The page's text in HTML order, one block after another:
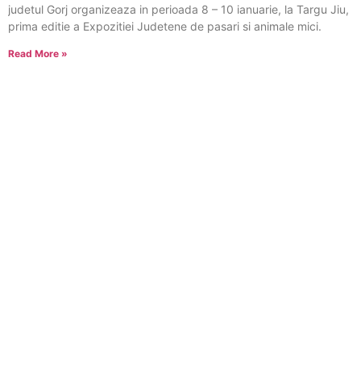
judetul Gorj organizeaza in perioada 8 – 10 ianuarie, la Targu Jiu,
prima editie a Expozitiei Judetene de pasari si animale mici.
Read More »